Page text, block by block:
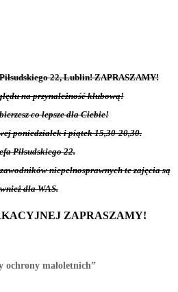
22, Lublin! ZAPRASZAMY!
na przynależność klubową!
co lepsze dla Ciebie!
poniedziałek i piątek 15,30-20,30.
Piłsudskiego 22.
niepełnosprawnych te zajęcia są
dla WAS.
ZAPRASZAMY!
ochrony małoletnich”